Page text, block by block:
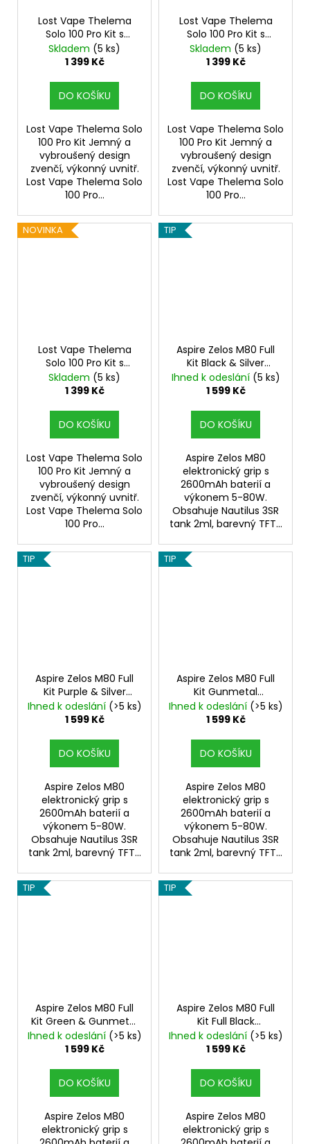
Lost Vape Thelema
Solo 100 Pro Kit s
Centaurus Sub Ohm
Tank V2 (Pink Python)
Skladem (5 ks)
1 399 Kč
DO KOŠÍKU
Lost Vape Thelema Solo
100 Pro Kit Jemný a
vybroušený design
zvenčí, výkonný uvnitř.
Lost Vape Thelema Solo
100 Pro...
Lost Vape Thelema
Solo 100 Pro Kit s
Centaurus Sub Ohm
Tank V2 (Lotus Lilac)
Skladem (5 ks)
1 399 Kč
DO KOŠÍKU
Lost Vape Thelema Solo
100 Pro Kit Jemný a
vybroušený design
zvenčí, výkonný uvnitř.
Lost Vape Thelema Solo
100 Pro...
NOVINKA
Lost Vape Thelema
Solo 100 Pro Kit s
Centaurus Sub Ohm
Tank V2 (Carbon
Skladem (5 ks)
1 399 Kč
DO KOŠÍKU
Lost Vape Thelema Solo
100 Pro Kit Jemný a
vybroušený design
zvenčí, výkonný uvnitř.
Lost Vape Thelema Solo
100 Pro...
TIP
Aspire Zelos M80 Full
Kit Black & Silver
Elektronický Grip
Ihned k odeslání (5 ks)
1 599 Kč
DO KOŠÍKU
Aspire Zelos M80
elektronický grip s
2600mAh baterií a
výkonem 5-80W.
Obsahuje Nautilus 3SR
tank 2ml, barevný TFT...
TIP
Aspire Zelos M80 Full
Kit Purple & Silver
Elektronický Grip
Ihned k odeslání (>5 ks)
1 599 Kč
DO KOŠÍKU
Aspire Zelos M80
elektronický grip s
2600mAh baterií a
výkonem 5-80W.
Obsahuje Nautilus 3SR
tank 2ml, barevný TFT...
TIP
Aspire Zelos M80 Full
Kit Gunmetal
Elektronický Grip
Ihned k odeslání (>5 ks)
1 599 Kč
DO KOŠÍKU
Aspire Zelos M80
elektronický grip s
2600mAh baterií a
výkonem 5-80W.
Obsahuje Nautilus 3SR
tank 2ml, barevný TFT...
TIP
Aspire Zelos M80 Full
Kit Green & Gunmetal
Elektronický Grip
Ihned k odeslání (>5 ks)
1 599 Kč
DO KOŠÍKU
Aspire Zelos M80
elektronický grip s
TIP
Aspire Zelos M80 Full
Kit Full Black
Elektronický Grip
Ihned k odeslání (>5 ks)
1 599 Kč
DO KOŠÍKU
Aspire Zelos M80
elektronický grip s